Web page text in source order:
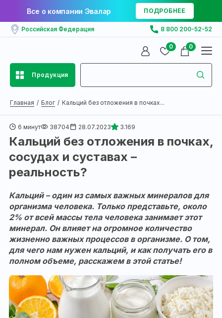
Все о компании Эвалар ПОДРОБНЕЕ
Российская Федерация 8 800 200-52-52
0 0
Продукция
Главная Блог Кальций без отложения в почках...
6 минут 38704 28.07.2023 3.169
Кальций без отложения в почках,
сосудах и суставах –
реальность?
Кальций – один из самых важных минералов для
организма человека. Только представьте, около
2% от всей массы тела человека занимает этот
минерал. Он влияет на огромное количество
жизненно важных процессов в организме. О том,
для чего нам нужен кальций, и как получать его в
полном объеме, расскажем в этой статье!